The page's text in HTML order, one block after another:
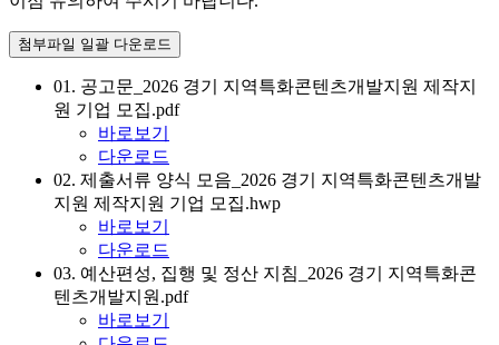
첨부파일 일괄 다운로드
01. 공고문_2026 경기 지역특화콘텐츠개발지원 제작지
원 기업 모집.pdf
바로보기
다운로드
02. 제출서류 양식 모음_2026 경기 지역특화콘텐츠개발
지원 제작지원 기업 모집.hwp
바로보기
다운로드
03. 예산편성, 집행 및 정산 지침_2026 경기 지역특화콘
텐츠개발지원.pdf
바로보기